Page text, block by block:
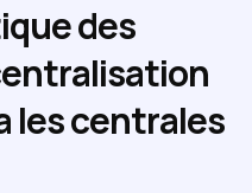
des
les centrales